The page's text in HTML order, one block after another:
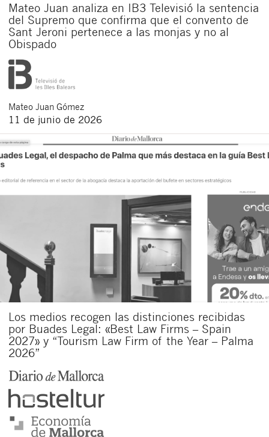
Mateo Juan analiza en IB3 Televisió la sentencia
del Supremo que confirma que el convento de
Sant Jeroni pertenece a las monjas y no al
Obispado
Mateo Juan Gómez
11 de junio de 2026
Los medios recogen las distinciones recibidas
por Buades Legal: «Best Law Firms – Spain
2027» y “Tourism Law Firm of the Year – Palma
2026”